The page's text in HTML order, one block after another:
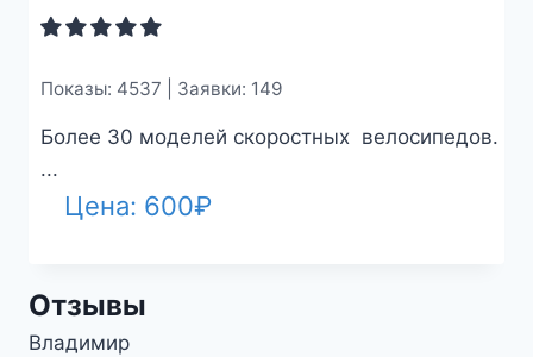
Показы: 4537 | Заявки: 149
Более 30 моделей скоростных велосипедов.
...
Цена: 600₽
Отзывы
Владимир